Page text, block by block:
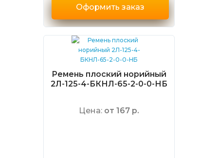
Оформить заказ
Ремень плоский норийный
2Л-125-4-БКНЛ-65-2-0-0-НБ
Цена: от 167 р.